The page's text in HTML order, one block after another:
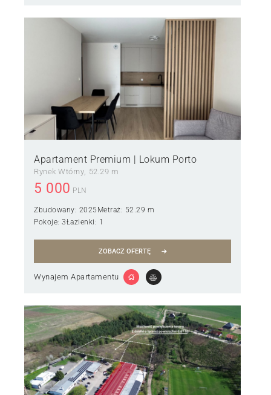
Apartament Premium | Lokum Porto
Rynek Wtórny 52.29 m
5 000 PLN
Zbudowany: 2025 Metraż: 52.29 m
Pokoje: 3Łazienki: 1
ZOBACZ OFERTĘ
Wynajem Apartamentu